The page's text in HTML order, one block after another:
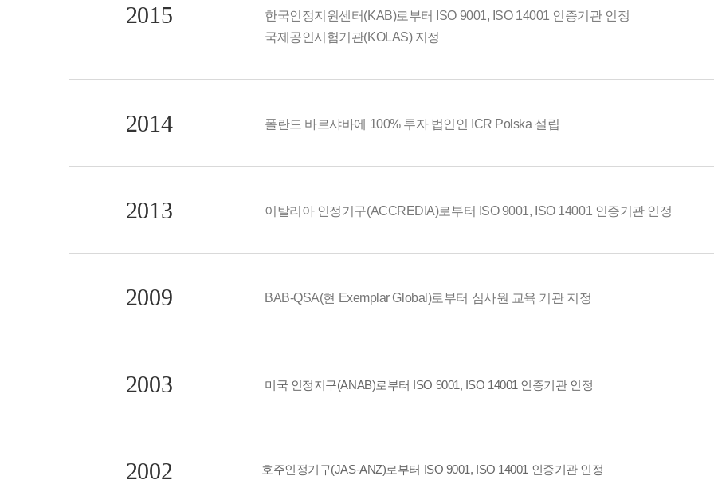
2015
한국인정지원센터(KAB)로부터 ISO 9001, ISO 14001 인증기관 인정
국제공인시험기관(KOLAS) 지정
2014 폴란드 바르샤바에 100% 투자 법인인 ICR Polska 설립
2013 이탈리아 인정기구(ACCREDIA)로부터 ISO 9001, ISO 14001 인증기관 인정
2009 BAB-QSA(현 Exemplar Global)로부터 심사원 교육 기관 지정
2003 미국 인정지구(ANAB)로부터 ISO 9001, ISO 14001 인증기관 인정
2002 호주인정기구(JAS-ANZ)로부터 ISO 9001, ISO 14001 인증기관 인정